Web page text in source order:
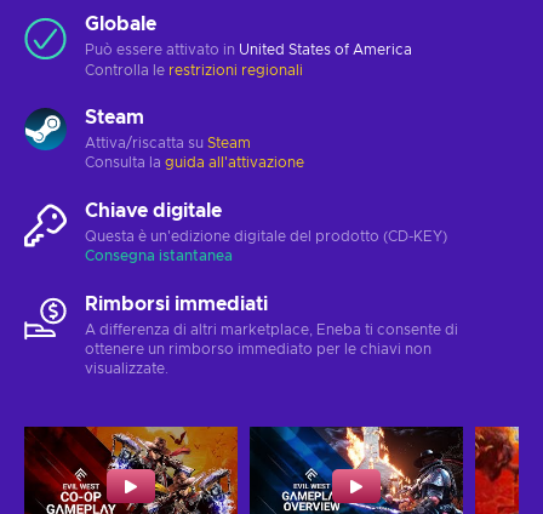
Globale
Può essere attivato in United States of America
Controlla le restrizioni regionali
Steam
Attiva/riscatta su Steam
Consulta la guida all'attivazione
Chiave digitale
Questa è un'edizione digitale del prodotto (CD-KEY)
Consegna istantanea
Rimborsi immediati
A differenza di altri marketplace, Eneba ti consente di
ottenere un rimborso immediato per le chiavi non
visualizzate.